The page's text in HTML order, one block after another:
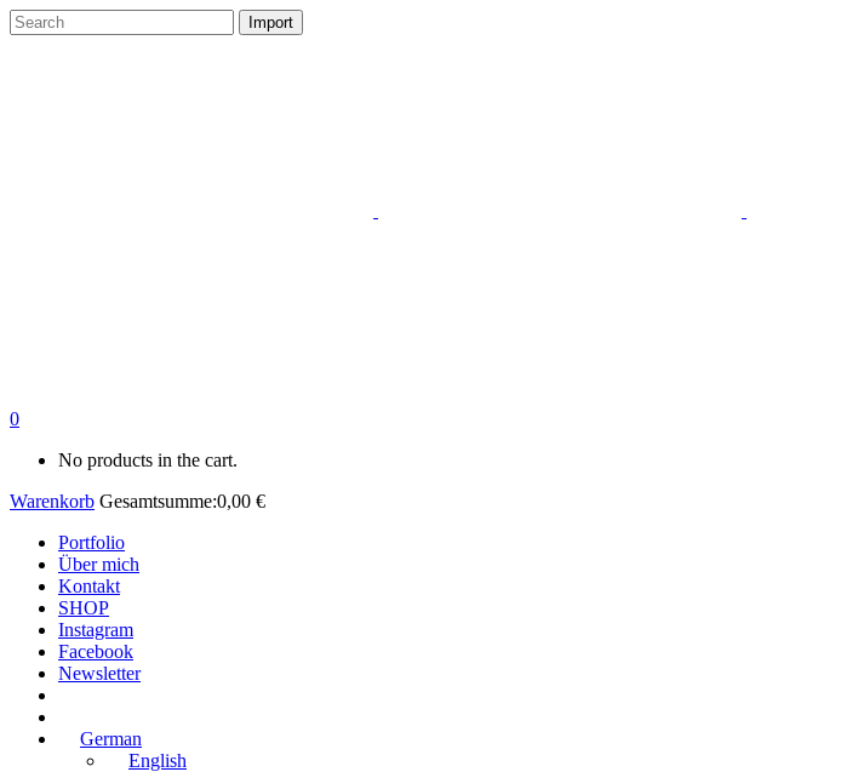
0
No products in the cart.
Warenkorb Gesamtsumme:0,00 €
Portfolio
Über mich
Kontakt
SHOP
Instagram
Facebook
Newsletter
German
English